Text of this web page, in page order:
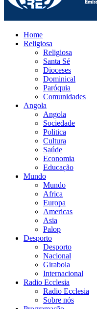
Home
Religiosa
Religiosa
Santa Sé
Dioceses
Dominical
Paróquia
Comunidades
Angola
Angola
Sociedade
Politica
Cultura
Saúde
Economia
Educação
Mundo
Mundo
Africa
Europa
Americas
Asia
Palop
Desporto
Desporto
Nacional
Girabola
Internacional
Radio Ecclesia
Radio Ecclesia
Sobre nós